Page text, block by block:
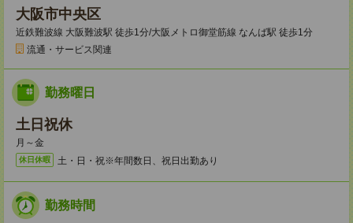
大阪市中央区
近鉄難波線 大阪難波駅 徒歩1分/大阪メトロ御堂筋線 なんば駅 徒歩1分
流通・サービス関連
勤務曜日
土日祝休
月～金
休日休暇 土・日・祝※年間数日、祝日出勤あり
勤務時間